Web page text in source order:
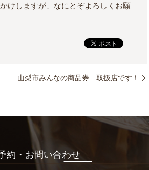
けしますが、なにとぞよろしくお願
山梨市みんなの商品券 取扱店です！
約・お問い合わせ